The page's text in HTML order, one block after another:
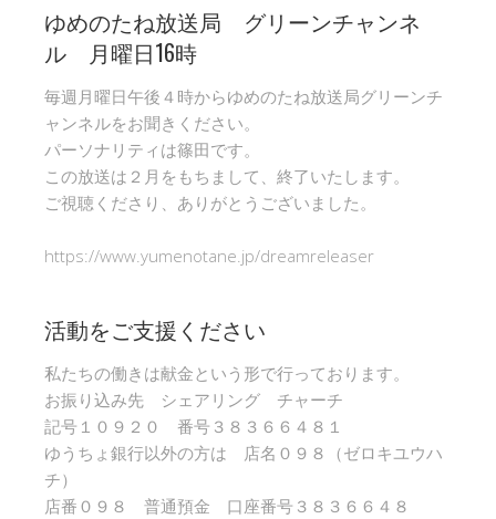
ゆめのたね放送局 グリーンチャンネ
ル 月曜日16時
毎週月曜日午後４時からゆめのたね放送局グリーンチ
ャンネルをお聞きください。
パーソナリティは篠田です。
この放送は２月をもちまして、終了いたします。
ご視聴くださり、ありがとうございました。
https://www.yumenotane.jp/dreamreleaser
活動をご支援ください
私たちの働きは献金という形で行っております。
お振り込み先 シェアリング チャーチ
記号１０９２０ 番号３８３６６４８１
ゆうちょ銀行以外の方は 店名０９８（ゼロキユウハ
チ）
店番０９８ 普通預金 口座番号３８３６６４８